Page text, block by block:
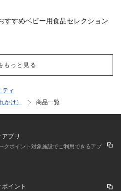
すすめベビー用食品セレクション
もっと見る
ティ
かけ）
商品一覧
プリ
クポイント対象施設でご利用できるアプ
イント